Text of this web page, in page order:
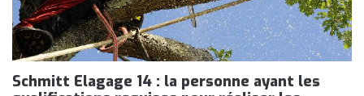
Schmitt Elagage 14 : la personne ayant les